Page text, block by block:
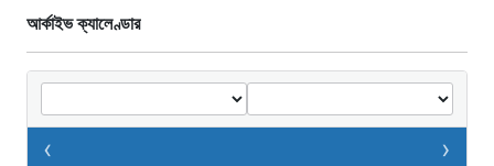
আর্কাইভ ক্যালেণ্ডার
‹ ›